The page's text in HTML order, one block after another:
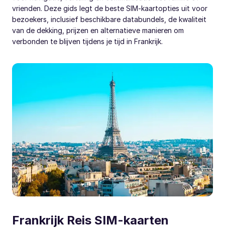
vrienden. Deze gids legt de beste SIM-kaartopties uit voor
bezoekers, inclusief beschikbare databundels, de kwaliteit
van de dekking, prijzen en alternatieve manieren om
verbonden te blijven tijdens je tijd in Frankrijk.
Frankrijk Reis SIM-kaarten